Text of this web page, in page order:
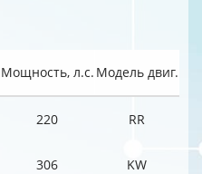
Мощность, л.с. Модель двиг.
220 RR
306 KW